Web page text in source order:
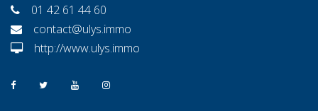
01 42 61 44 60
contact@ulys.immo
http://www.ulys.immo